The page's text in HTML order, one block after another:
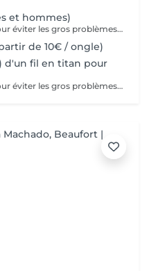
et hommes)
Une petite recommandation pour éviter les gros problèmes: 1. Nous corrigeons la longueur des ongles avec une lime à ongles pour ongles naturels au moins une fois par semaine. 2. Nous n'arrondissons, ni ne coupons les coins ! 3. La forme des ongles de pied est un carré mou (ni rond, ni ovale) Pour courir, il vous faut : 1. Choisire des chaussures en tenant compte des nuances de la structure de votre pied! 2. Vérifier systématiquement la longueur des ongles! 3. Consulter un orthopédiste s'il y a des déformations visibles. Dans le cas contraire, courir apportera plus de problèmes que de bien. Prenez soin de votre santé!
de 10€ / ongle)
d'un fil en titan pour
Une petite recommandation pour éviter les gros problèmes: 1. Nous corrigeons la longueur des ongles avec une lime à ongles pour ongles naturels au moins une fois par semaine. 2. Nous n'arrondissons, ni ne coupons les coins! 3. La forme des ongles de pied est un carré mou (ni rond, ni ovale)!